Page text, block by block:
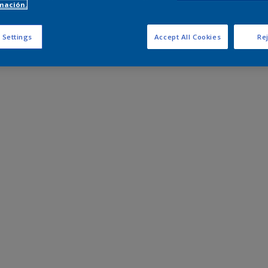
Settings Accept All Cookies